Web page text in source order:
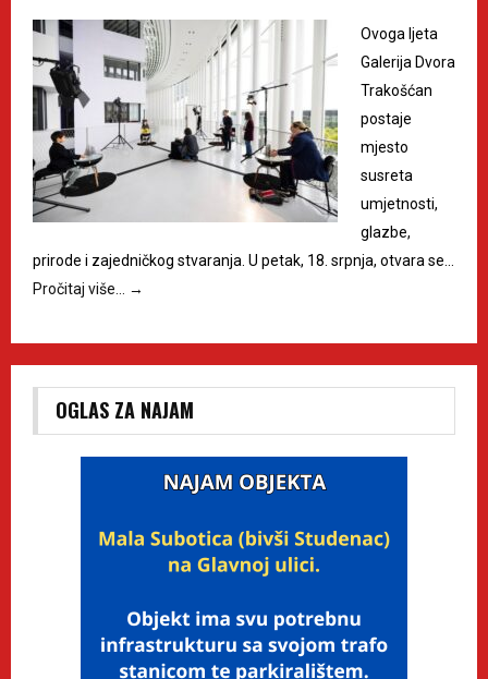
Ovoga ljeta
Galerija Dvora
Trakošćan
postaje
mjesto
susreta
umjetnosti,
glazbe,
prirode i zajedničkog stvaranja. U petak, 18. srpnja, otvara se…
Pročitaj više… →
OGLAS ZA NAJAM